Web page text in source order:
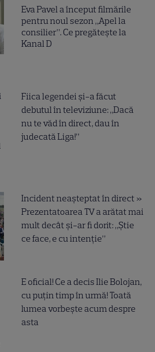
Eva Pavel a început filmările
pentru noul sezon „Apel la
consilier”. Ce pregătește la
Kanal D
Fiica legendei și-a făcut
debutul în televiziune: „Dacă
nu te văd în direct, dau în
judecată Liga!”
Incident neașteptat în direct »
Prezentatoarea TV a arătat mai
mult decât și-ar fi dorit: „Știe
ce face, e cu intenție”
E oficial! Ce a decis Ilie Bolojan,
cu puțin timp în urmă! Toată
lumea vorbește acum despre
asta